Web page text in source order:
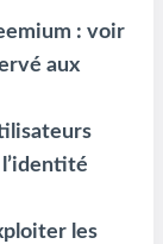
: voir
aux
les